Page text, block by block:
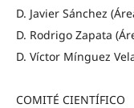
D. Javier Sánchez
D. Rodrigo Zapata
D. Víctor Mínguez
COMITÉ CIENTÍFICO